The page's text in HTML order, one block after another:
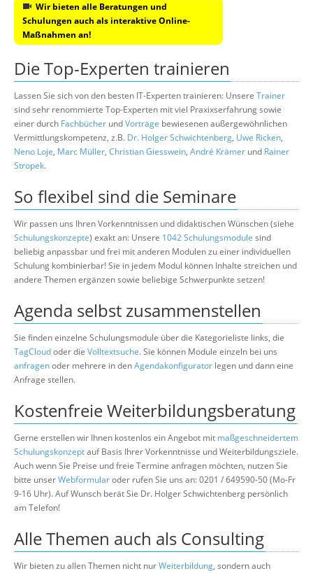
Wir bieten alle Beratungen und
Schulungen auch als interaktive Online-
Maßnahmen an!
Die Top-Experten trainieren
Lassen Sie sich von den besten IT-Experten trainieren: Unsere Trainer
sind sehr renommierte Top-Experten mit viel Praxixserfahrung sowie
einer durch Fachbücher undVorträge bewiesenen außergewöhnlichen
Vermittlungskompetenz, z.B. Dr. Holger Schwichtenberg, Uwe Ricken,
Neno Loje, Marc Müller, Christian Giesswein, André Krämer und Rainer
Stropek.
So flexibel sind die Seminare
Wir passen uns Ihren Vorkenntnissen und didaktischen Wünschen (siehe
Schulungskonzepte) exakt an: Unsere 1042 Schulungsmodule sind
beliebig anpassbar und frei mit anderen Modulen zu einer individuellen
Schulung kombinierbar! Sie in jedem Modul können Inhalte streichen und
andere Themen ergänzen sowie beliebige Schwerpunkte setzen!
Agenda selbst zusammenstellen
Sie finden einzelne Schulungsmodule über die Kategorieliste links, die
TagCloudoder die Volltextsuche. Sie können Module einzeln bei uns
anfragenoder mehrere in denAgendakonfigurator legen und dann eine
Anfrage stellen.
Kostenfreie Weiterbildungsberatung
Gerne erstellen wir Ihnen kostenlos ein Angebot mit maßgeschneidertem
Schulungskonzeptauf Basis Ihrer Vorkenntnisse und Weiterbildungsziele.
Auch wenn Sie Preise und freie Termine anfragen möchten, nutzen Sie
bitte unserWebformularoder rufen Sie uns an: 0201 / 649590-50 (Mo-Fr
9-16 Uhr). Auf Wunsch berät Sie Dr. Holger Schwichtenberg persönlich
am Telefon!
Alle Themen auch als Consulting
Wir bieten zu allen Themen nicht nurWeiterbildung, sondern auch